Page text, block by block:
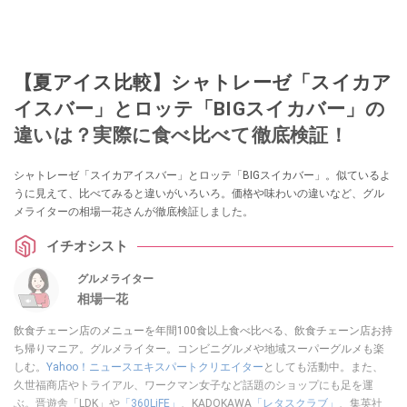
【夏アイス比較】シャトレーゼ「スイカア
イスバー」とロッテ「BIGスイカバー」の
違いは？実際に食べ比べて徹底検証！
シャトレーゼ「スイカアイスバー」とロッテ「BIGスイカバー」。似ているよ
うに見えて、比べてみると違いがいろいろ。価格や味わいの違いなど、グル
メライターの相場一花さんが徹底検証しました。
イチオシスト
グルメライター
相場一花
飲食チェーン店のメニューを年間100食以上食べ比べる、飲食チェーン店お持
ち帰りマニア。グルメライター。コンビニグルメや地域スーパーグルメも楽
しむ。 Yahoo！ニュースエキスパートクリエイター としても活動中。また、
久世福商店やトライアル、ワークマン女子など話題のショップにも足を運
ぶ。晋遊舎「LDK」や 「360LiFE」 、KADOKAWA 「レタスクラブ」 、集英社